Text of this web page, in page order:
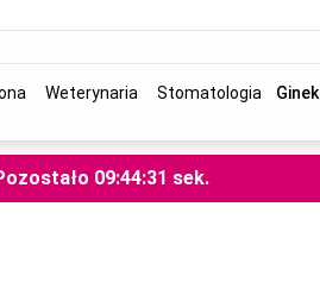
Weterynaria Stomatologia
09:44:31 sek.